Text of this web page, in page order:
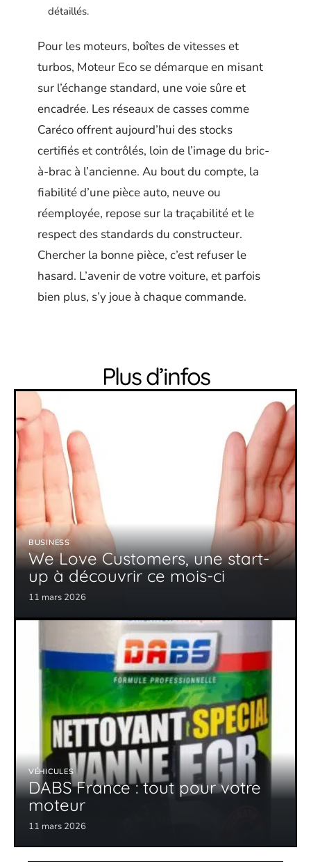
détaillés.
Pour les moteurs, boîtes de vitesses et
turbos, Moteur Eco se démarque en misant
sur l’échange standard, une voie sûre et
encadrée. Les réseaux de casses comme
Caréco offrent aujourd’hui des stocks
certifiés et contrôlés, loin de l’image du bric-
à-brac à l’ancienne. Au bout du compte, la
fiabilité d’une pièce auto, neuve ou
réemployée, repose sur la traçabilité et le
respect des standards du constructeur.
Chercher la bonne pièce, c’est refuser le
hasard. L’avenir de votre voiture, et parfois
bien plus, s’y joue à chaque commande.
Plus d’infos
BUSINESS
We Love Customers, une start-
up à découvrir ce mois-ci
11 mars 2026
VÉHICULES
DABS France : tout pour votre
moteur
11 mars 2026